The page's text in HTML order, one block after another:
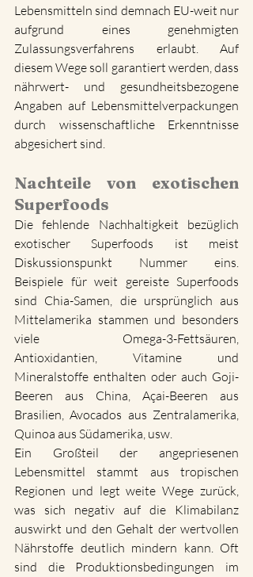
Lebensmitteln sind demnach EU-weit nur
aufgrund eines genehmigten
Zulassungsverfahrens erlaubt. Auf
diesem Wege soll garantiert werden, dass
nährwert- und gesundheitsbezogene
Angaben auf Lebensmittelverpackungen
durch wissenschaftliche Erkenntnisse
abgesichert sind.
Nachteile von exotischen
Superfoods
Die fehlende Nachhaltigkeit bezüglich
exotischer Superfoods ist meist
Diskussionspunkt Nummer eins.
Beispiele für weit gereiste Superfoods
sind Chia-Samen, die ursprünglich aus
Mittelamerika stammen und besonders
viele Omega-3-Fettsäuren,
Antioxidantien, Vitamine und
Mineralstoffe enthalten oder auch Goji-
Beeren aus China, Açai-Beeren aus
Brasilien, Avocados aus Zentralamerika,
Quinoa aus Südamerika, usw.
Ein Großteil der angepriesenen
Lebensmittel stammt aus tropischen
Regionen und legt weite Wege zurück,
was sich negativ auf die Klimabilanz
auswirkt und den Gehalt der wertvollen
Nährstoffe deutlich mindern kann. Oft
sind die Produktionsbedingungen im